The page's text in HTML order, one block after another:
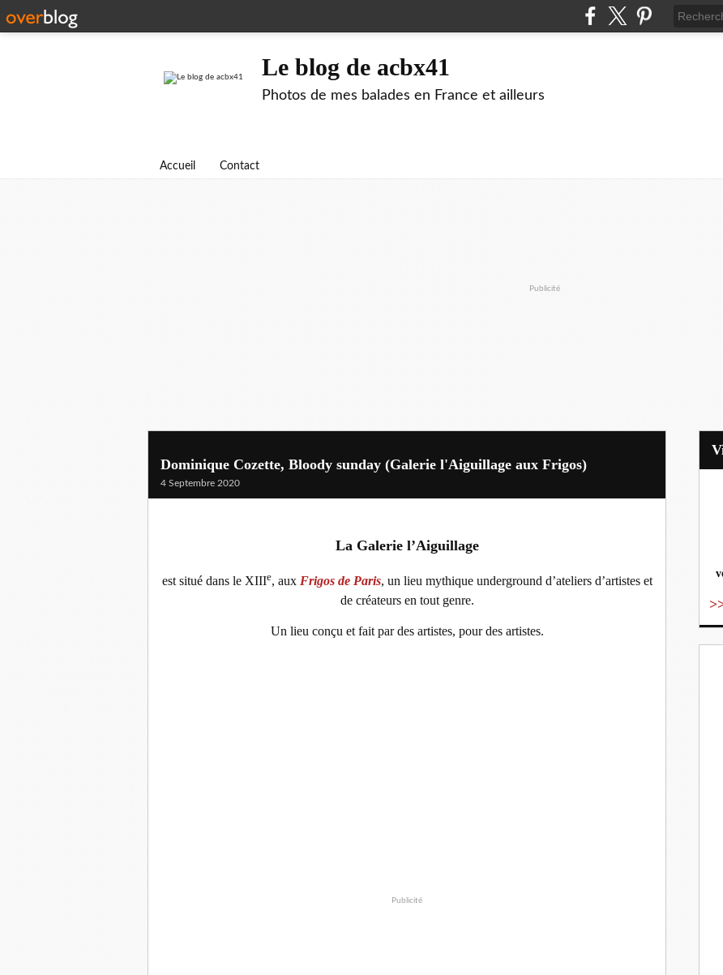
Le blog de acbx41
Photos de mes balades en France et ailleurs
Accueil Contact
Publicité
Dominique Cozette, Bloody sunday (Galerie l'Aiguillage aux Frigos)
4 Septembre 2020
La Galerie l’Aiguillage
est situé dans le XIIIe, aux Frigos de Paris, un lieu mythique underground d’ateliers d’artistes et
de créateurs en tout genre.
Un lieu conçu et fait par des artistes, pour des artistes.
Publicité